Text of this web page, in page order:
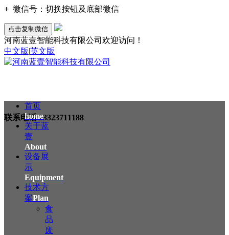
+ 微信号： 切换按钮及底部微信
点击复制微信
河南蓝壹智能科技有限公司欢迎访问！
中文版|英文版
联系电话13323711188
首页
home
关于蓝
壹
About
设备展
示
Equipment
技术方
案Plan
食
品
废